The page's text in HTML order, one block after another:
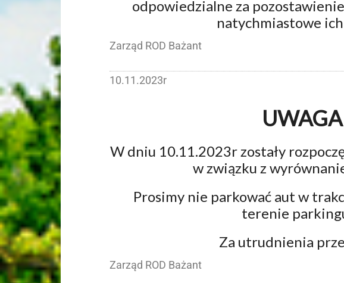
odpowiedzialne za
natychmiastowe
Zarząd ROD Bażant
10.11.2023r
W dniu 10.11.2023r zostały
w związku z
Prosimy nie parkować aut w
terenie
Za utrudnienia
Zarząd ROD Bażant